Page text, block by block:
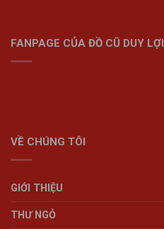
FANPAGE CỦA ĐỒ CŨ DUY LỢI
VỀ CHÚNG TÔI
GIỚI THIỆU
THƯ NGỎ